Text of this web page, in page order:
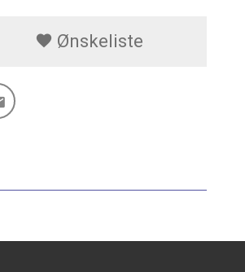
Ønskeliste